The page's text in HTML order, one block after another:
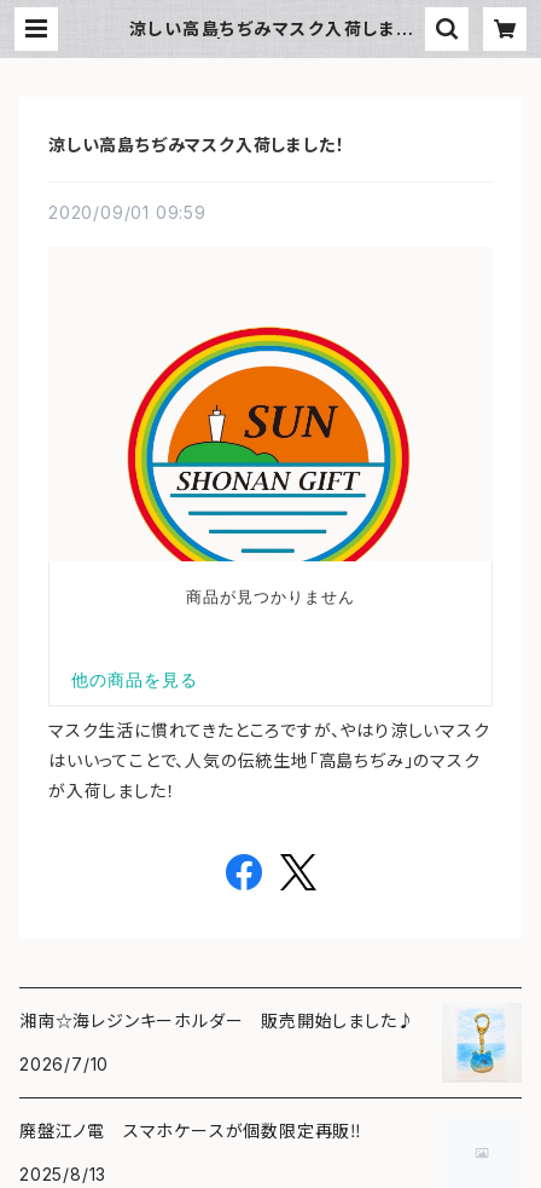
涼しい高島ちぢみマスク入荷しまし
涼しい高島ちぢみマスク入荷しました！
2020/09/01 09:59
マスク生活に慣れてきたところですが、やはり涼しいマスク
はいいってことで、人気の伝統生地「高島ちぢみ」のマスク
が入荷しました！
湘南☆海レジンキーホルダー 販売開始しました♪
2026/7/10
廃盤江ノ電 スマホケースが個数限定再販‼️
2025/8/13